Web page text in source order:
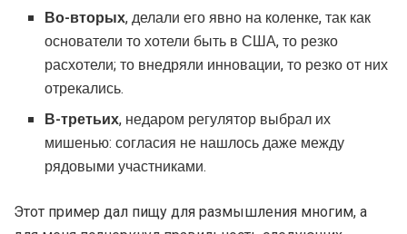
Во-вторых, делали его явно на коленке, так как
основатели то хотели быть в США, то резко
расхотели; то внедряли инновации, то резко от них
отрекались.
В-третьих, недаром регулятор выбрал их
мишенью: согласия не нашлось даже между
рядовыми участниками.
Этот пример дал пищу для размышления многим, а